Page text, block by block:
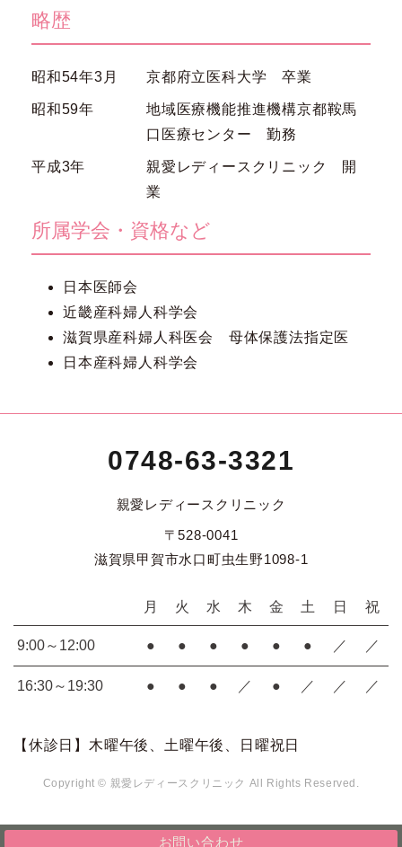
略歴
昭和54年3月 京都府立医科大学 卒業
昭和59年
地域医療機能推進機構京都鞍馬
口医療センター 勤務
平成3年
親愛レディースクリニック 開
業
所属学会・資格など
日本医師会
近畿産科婦人科学会
滋賀県産科婦人科医会 母体保護法指定医
日本産科婦人科学会
お問い合わせ
0748-63-3321
親愛レディースクリニック
〒528-0041
滋賀県甲賀市水口町虫生野1098-1
月 火 水 木 金 土 日 祝
9:00～12:00 ● ● ● ● ● ● ／ ／
16:30～19:30 ● ● ● ／ ● ／ ／ ／
【休診日】木曜午後、土曜午後、日曜祝日
Copyright © 親愛レディースクリニック All Rights Reserved.